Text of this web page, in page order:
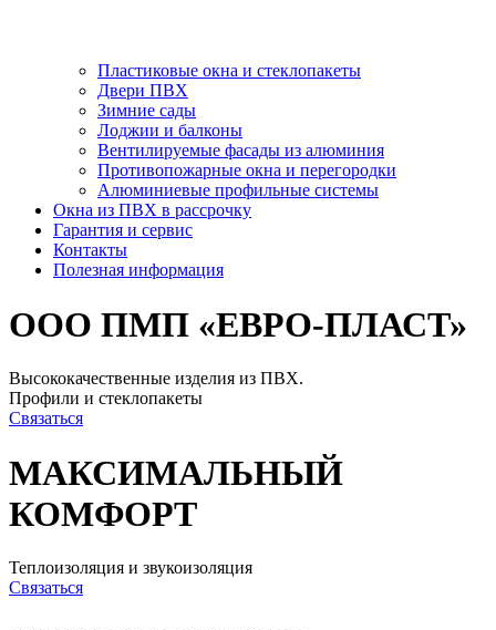
Пластиковые окна и стеклопакеты
Двери ПВХ
Зимние сады
Лоджии и балконы
Вентилируемые фасады из алюминия
Противопожарные окна и перегородки
Алюминиевые профильные системы
Окна из ПВХ в рассрочку
Гарантия и сервис
Контакты
Полезная информация
ООО ПМП «ЕВРО-ПЛАСТ»
Высококачественные изделия из ПВХ.
Профили и стеклопакеты
Связаться
МАКСИМАЛЬНЫЙ
КОМФОРТ
Теплоизоляция и звукоизоляция
Связаться